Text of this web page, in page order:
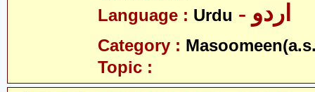
Language : Urdu - اردو
Category :
Topic :